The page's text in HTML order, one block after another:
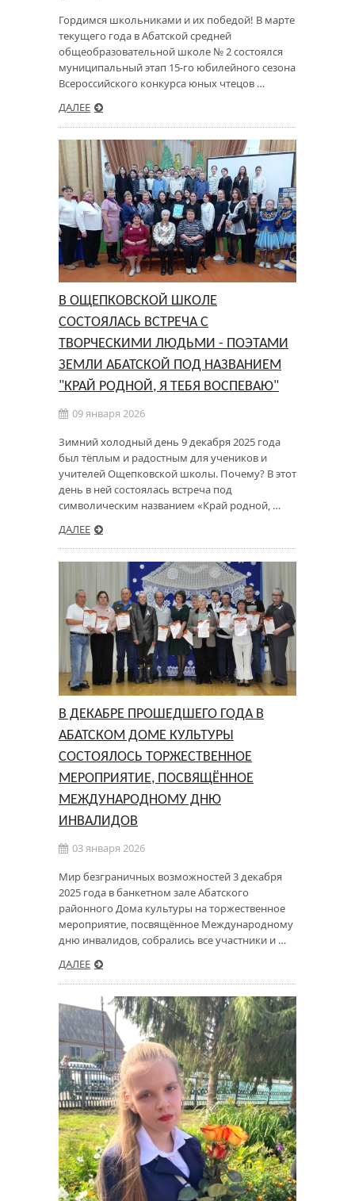
Гордимся школьниками и их победой! В марте
текущего года в Абатской средней
общеобразовательной школе № 2 состоялся
муниципальный этап 15-го юбилейного сезона
Всероссийского конкурса юных чтецов …
ДАЛЕЕ
В ОЩЕПКОВСКОЙ ШКОЛЕ
СОСТОЯЛАСЬ ВСТРЕЧА С
ТВОРЧЕСКИМИ ЛЮДЬМИ - ПОЭТАМИ
ЗЕМЛИ АБАТСКОЙ ПОД НАЗВАНИЕМ
"КРАЙ РОДНОЙ, Я ТЕБЯ ВОСПЕВАЮ"
09 января 2026
Зимний холодный день 9 декабря 2025 года
был тёплым и радостным для учеников и
учителей Ощепковской школы. Почему? В этот
день в ней состоялась встреча под
символическим названием «Край родной, …
ДАЛЕЕ
В ДЕКАБРЕ ПРОШЕДШЕГО ГОДА В
АБАТСКОМ ДОМЕ КУЛЬТУРЫ
СОСТОЯЛОСЬ ТОРЖЕСТВЕННОЕ
МЕРОПРИЯТИЕ, ПОСВЯЩЁННОЕ
МЕЖДУНАРОДНОМУ ДНЮ
ИНВАЛИДОВ
03 января 2026
Мир безграничных возможностей 3 декабря
2025 года в банкетном зале Абатского
районного Дома культуры на торжественное
мероприятие, посвящённое Международному
дню инвалидов, собрались все участники и …
ДАЛЕЕ